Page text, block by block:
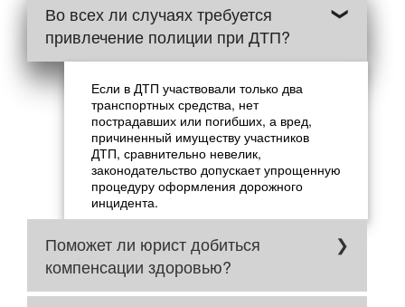
Во всех ли случаях требуется
привлечение полиции при ДТП?
Если в ДТП участвовали только два
транспортных средства, нет
пострадавших или погибших, а вред,
причиненный имуществу участников
ДТП, сравнительно невелик,
законодательство допускает упрощенную
процедуру оформления дорожного
инцидента.
Поможет ли юрист добиться
компенсации здоровью?